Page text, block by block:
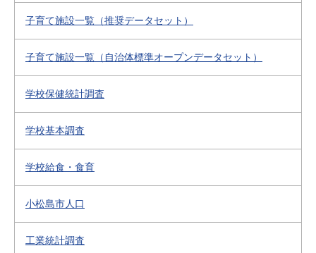
子育て施設一覧（推奨データセット）
子育て施設一覧（自治体標準オープンデータセット）
学校保健統計調査
学校基本調査
学校給食・食育
小松島市人口
工業統計調査